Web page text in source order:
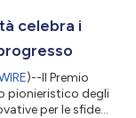
e sostenibile....
celebra i
)--Il Premio
pionieristico degli
per le sfide